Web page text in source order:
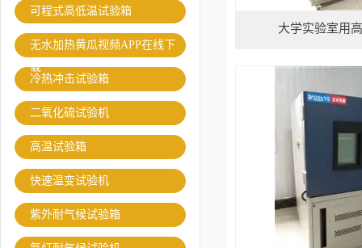
可程式高低温试验箱
无水加热黄瓜视频APP在线下
载
冷热冲击试验箱
二氧化硫试验机
高温试验箱
快速温变试验机
紫外耐气候试验箱
大学实验室用